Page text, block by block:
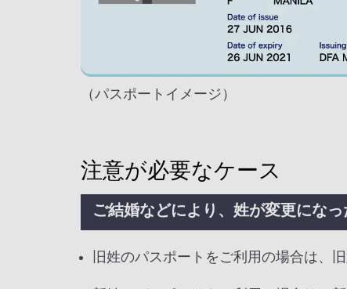
（パスポートイメージ）
注意が必要なケース
ご結婚などにより、姓が変更にな
旧姓のパスポートをご利用の場合は、